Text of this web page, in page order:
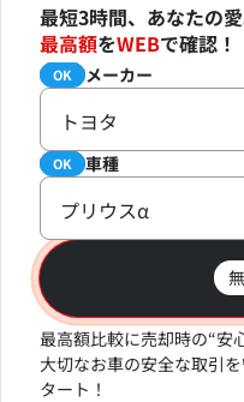
最短3時間、あなたの
最高額をWEBで確認！
必須 メーカー
OK
トヨタ
必須 車種
OK
プリウスα
最高額比較に売却時の“安
大切なお車の安全な取引
タート！